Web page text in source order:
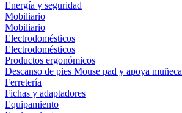
Energía y seguridad
Mobiliario
Mobiliario
Electrodomésticos
Electrodomésticos
Productos ergonómicos
Descanso de pies Mouse pad y apoya muñeca
Ferretería
Fichas y adaptadores
Equipamiento